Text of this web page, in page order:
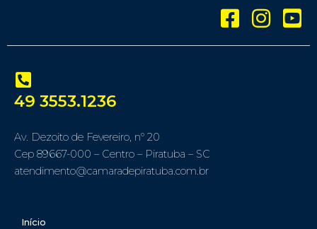
49 3553.1236
Av. Dezoito de Fevereiro, nº 20
Cep 89667-000 – Centro – Piratuba – SC
atendimento@camaradepiratuba.com.br
Início